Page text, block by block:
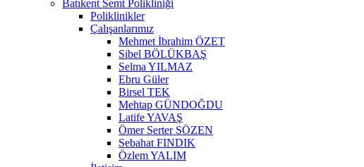
Batıkent Semt Polikliniği
Poliklinikler
Çalışanlarımız
Mehmet İbrahim ÖZET
Sibel BÖLÜKBAŞ
Selma YILMAZ
Ebru Güler
Birsel TEK
Mehtap GÜNDOĞDU
Latife YAVAŞ
Ömer Serter SÖZEN
Sebahat FINDIK
Özlem YALIM